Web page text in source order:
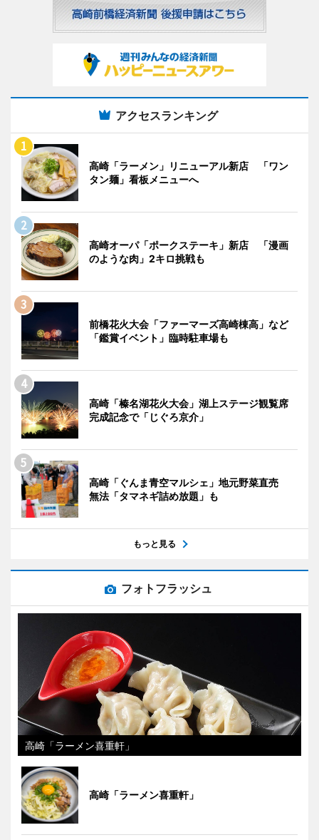
アクセスランキング
高崎「ラーメン」リニューアル新店 「ワン
タン麺」看板メニューへ
高崎オーパ「ポークステーキ」新店 「漫画
のような肉」2キロ挑戦も
前橋花火大会「ファーマーズ高崎棟高」など
「鑑賞イベント」臨時駐車場も
高崎「榛名湖花火大会」湖上ステージ観覧席
完成記念で「じぐろ京介」
高崎「ぐんま青空マルシェ」地元野菜直売
無法「タマネギ詰め放題」も
もっと見る
フォトフラッシュ
高崎「ラーメン喜重軒」
高崎「ラーメン喜重軒」